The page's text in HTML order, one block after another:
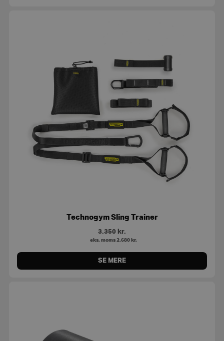
Technogym Sling Trainer
3.350 kr.
eks. moms 2.680 kr.
SE MERE